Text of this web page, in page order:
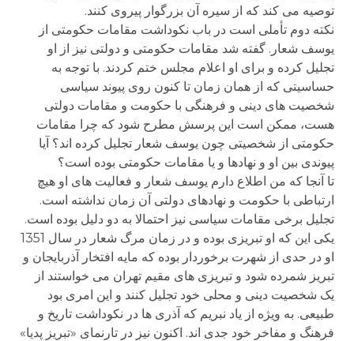
توصیه می کند که از سیره آن بزرگوار پیروی کنند.
نکته دوم تأملی است در باب نکوداشت مقامات حکومتی از
یوسف شعار. گفته شد مقامات حکومتی و دولتی نیز از او
تجلیل کرده و برای او اعلام مجلس ختم کردند. با توجه به
حساسیتی که از همان زمان تا کنون روی پیوند سیاسی
شخصیت های دینی و فرهنگی با حکومت و مقامات دولتی
هست، ممکن است این پرسش مطرح شود که چرا مقامات
حکومتی از شخصیتی چون یوسف شعار تجلیل کرده اند؟ آیا
پیوندی بین او و نهادها و یا مقامات حکومتی بوده است؟
تا آنجا که من اطلاع دارم یوسف شعار و فعالیت های او هیچ
ارتباطی با حکومت و نهادهای دولتی آن زمان نداشته است.
تجلیل برخی مقامات سیاسی نیز احتمالا به دو دلیل بوده است.
یکی این که او تبریزی بوده و در زمان مرگ شعار در سال 1351
او در حدی از شهرت برخوردار بوده که مایه افتخار آذربایجان و
تبریز شمرده شود و تبریزی های مقیم تهران می خواستند از
یک شخصیت دینی و محلی خود تجلیل کنند و این امری بود
طبیعی. به ویژه از یاد نبریم که آذری ها در نکوداشت تاریخ و
فرهنگ و مفاخر خود جدی اند. اکنون نیز در تارنمای «تبریز پدیا»